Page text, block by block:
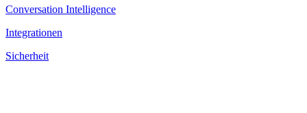
Conversation Intelligence
Integrationen
Sicherheit